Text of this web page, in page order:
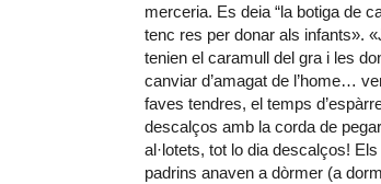
merceria. Es deia “la botiga de
tenc res per donar als infants».
tenien el caramull del gra i les
canviar d’amagat de l’home…
faves tendres, el temps
descalços amb la corda de
al·lotets, tot lo dia descalços!
padrins anaven a dòrmer (a